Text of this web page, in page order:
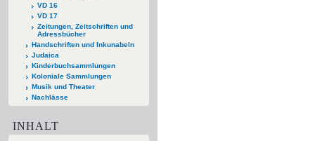
VD 16
VD 17
Zeitungen, Zeitschriften und
Adressbücher
Handschriften und Inkunabeln
Judaica
Kinderbuchsammlungen
Koloniale Sammlungen
Musik und Theater
Nachlässe
INHALT